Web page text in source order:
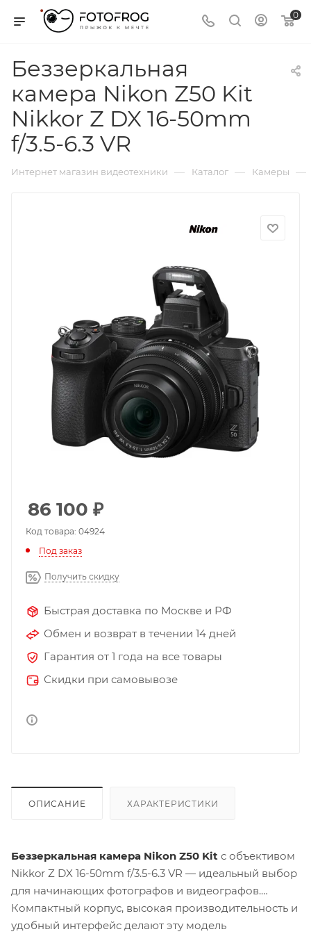
0
Беззеркальная
камера Nikon Z50 Kit
Nikkor Z DX 16-50mm
f/3.5-6.3 VR
Интернет магазин видеотехники — Каталог — Камеры —
86 100 ₽
Код товара: 04924
Под заказ
Получить скидку
Быстрая доставка по Москве и РФ
Обмен и возврат в течении 14 дней
Гарантия от 1 года на все товары
Скидки при самовывозе
ОПИСАНИЕ ХАРАКТЕРИСТИКИ
Беззеркальная камера Nikon Z50 Kit с объективом
Nikkor Z DX 16-50mm f/3.5-6.3 VR — идеальный выбор
для начинающих фотографов и видеографов.
Компактный корпус, высокая производительность и
удобный интерфейс делают эту модель